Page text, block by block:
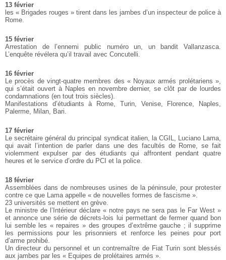
13 février
les « Brigades rouges » tirent dans les jambes d’un inspecteur de police à
Rome.
15 février
Arrestation de l’ennemi public numéro un, un bandit Vallanzasca.
L’enquête révélera qu’il travail avec Concutelli.
16 février
Le procès de vingt-quatre membres des « Noyaux armés prolétariens »,
qui s’était ouvert à Naples en novembre dernier, se clôt par de lourdes
condamnations (en tout trois siècles).
Manifestations d’étudiants à Rome, Turin, Venise, Florence, Naples,
Palerme, Milan, Bari.
17 février
Le secrétaire général du principal syndicat italien, la CGIL, Luciano Lama,
qui avait l’intention de parler dans une des facultés de Rome, se fait
violemment expulser par des étudiants qui affrontent pendant quatre
heures et le service d’ordre du PCI et la police.
18 février
Assemblées dans de nombreuses usines de la péninsule, pour protester
contre ce que Lama appelle « de nouvelles formes de fascisme ».
23 universités se mettent en grève.
Le ministre de l’Intérieur déclare « notre pays ne sera pas le Far West »
et annonce une série de décrets-lois lui permettant de fermer quand bon
lui semble les « repaires » des groupes d’extrême gauche ; il supprime
les permissions pour les prisonniers et renforce les peines pour port
d’arme prohibé.
Un directeur du personnel et un contremaître de Fiat Turin sont blessés
aux jambes par les « Equipes de prolétaires armés ».